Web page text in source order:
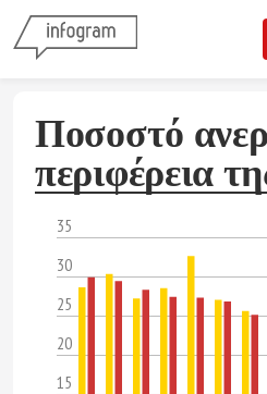
Skip to
Ποσοστό
περιφέρεια
35
30
25
20
15